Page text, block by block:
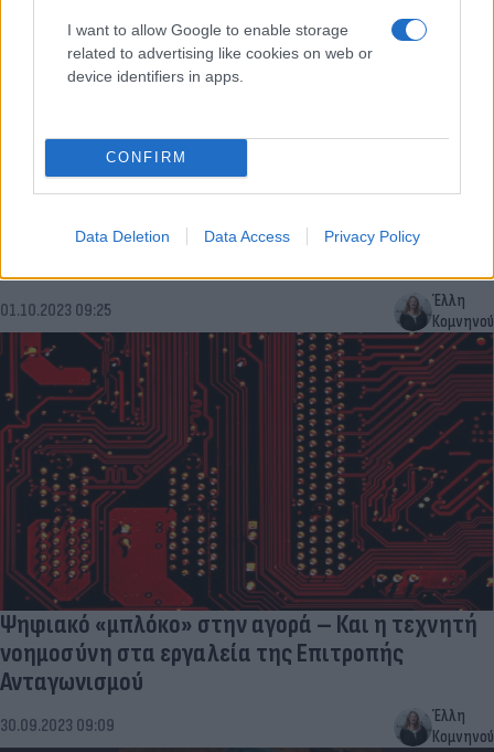
I want to allow Google to enable storage
related to advertising like cookies on web or
device identifiers in apps.
CONFIRM
Data Deletion Data Access Privacy Policy
Γιατί αυξάνεται η τιμή της ντομάτας
01.10.2023 09:25
Έλλη
Κομνηνού
Ψηφιακό «μπλόκο» στην αγορά – Και η τεχνητή
νοημοσύνη στα εργαλεία της Επιτροπής
Ανταγωνισμού
30.09.2023 09:09
Έλλη
Κομνηνού